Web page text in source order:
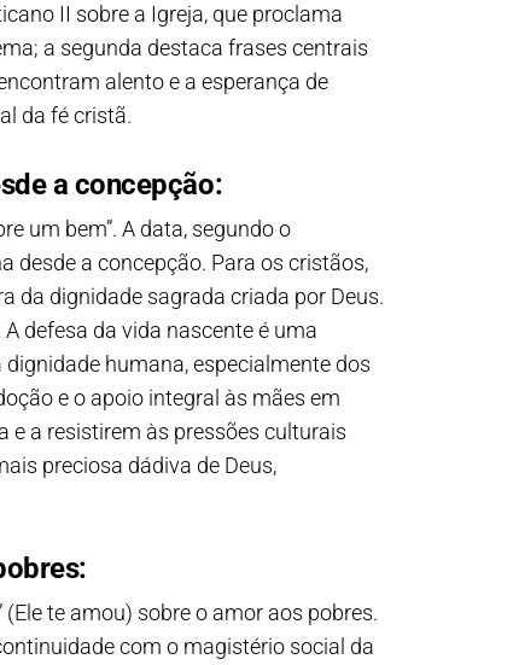
II sobre a Igreja, que proclama
a segunda destaca frases centrais
alento e a esperança de
da fé cristã.
a concepção:
um bem”. A data, segundo o
desde a concepção. Para os cristãos,
da dignidade sagrada criada por Deus.
defesa da vida nascente é uma
humana, especialmente dos
e o apoio integral às mães em
e a resistirem às pressões culturais
preciosa dádiva de Deus,
te amou) sobre o amor aos pobres.
com o magistério social da